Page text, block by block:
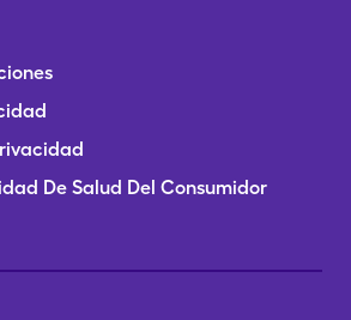
De Salud Del Consumidor